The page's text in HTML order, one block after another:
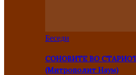
Беседи
СОНОВИТЕ ВО
(Митрополит Наум)